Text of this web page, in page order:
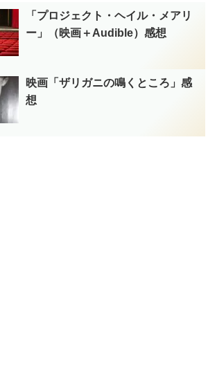
「プロジェクト・ヘイル・メアリ
ー」（映画＋Audible）感想
映画「ザリガニの鳴くところ」感
想